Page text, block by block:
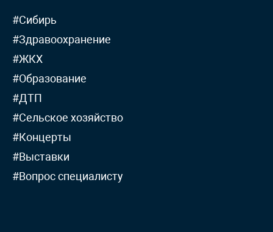
#Сибирь
#Здравоохранение
#ЖКХ
#Образование
#ДТП
#Сельское хозяйство
#Концерты
#Выставки
#Вопрос специалисту